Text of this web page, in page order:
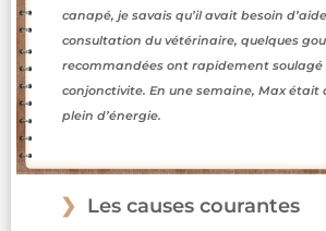
canapé, je savais qu’il avait besoin
consultation du vétérinaire, quelques
recommandées ont rapidement soulagé
conjonctivite. En une semaine, Max était
plein d’énergie.
Les causes courantes